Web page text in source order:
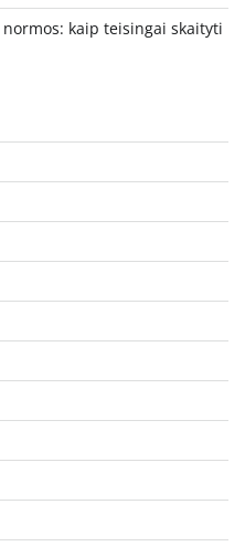
kaip teisingai skaityti